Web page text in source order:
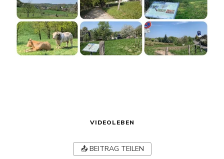
VIDEOLEBEN
📤 BEITRAG TEILEN